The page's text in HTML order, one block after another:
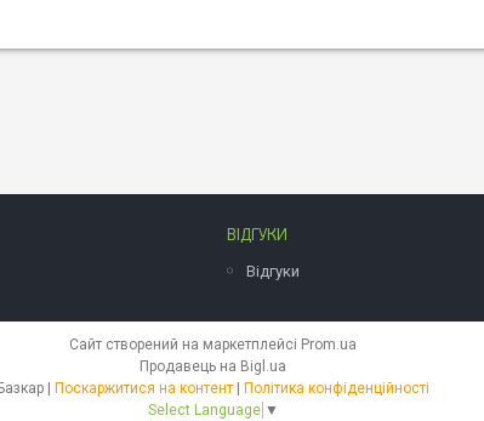
ВІДГУКИ
Відгуки
Сайт створений на маркетплейсі Prom.ua
Продавець на Bigl.ua
Базкар | Поскаржитися на контент | Політика конфіденційності
Select Language ▼